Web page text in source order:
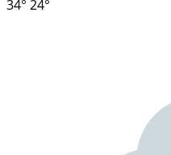
34° 24°